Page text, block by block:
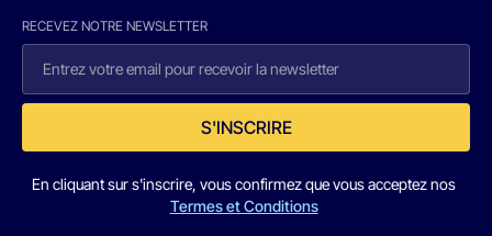
RECEVEZ NOTRE NEWSLETTER
S'INSCRIRE
En cliquant sur s'inscrire, vous confirmez que vous acceptez nos
Termes et Conditions